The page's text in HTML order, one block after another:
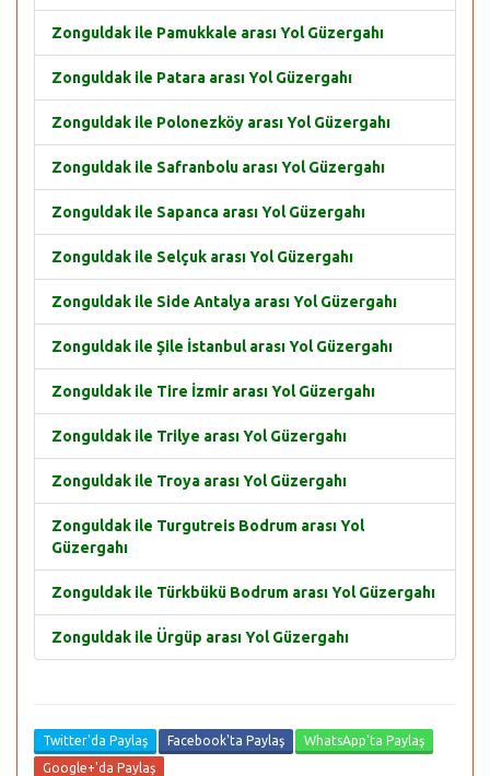
Zonguldak ile Pamukkale arası Yol Güzergahı
Zonguldak ile Patara arası Yol Güzergahı
Zonguldak ile Polonezköy arası Yol Güzergahı
Zonguldak ile Safranbolu arası Yol Güzergahı
Zonguldak ile Sapanca arası Yol Güzergahı
Zonguldak ile Selçuk arası Yol Güzergahı
Zonguldak ile Side Antalya arası Yol Güzergahı
Zonguldak ile Şile İstanbul arası Yol Güzergahı
Zonguldak ile Tire İzmir arası Yol Güzergahı
Zonguldak ile Trilye arası Yol Güzergahı
Zonguldak ile Troya arası Yol Güzergahı
Zonguldak ile Turgutreis Bodrum arası Yol
Güzergahı
Zonguldak ile Türkbükü Bodrum arası Yol Güzergahı
Zonguldak ile Ürgüp arası Yol Güzergahı
Twitter'da Paylaş Facebook'ta Paylaş
WhatsApp'ta Paylaş
Google+'da Paylaş